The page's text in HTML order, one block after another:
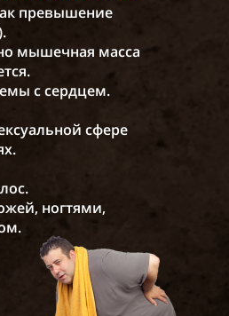
превышение
мышечная масса
с сердцем.
сфере
ногтями,